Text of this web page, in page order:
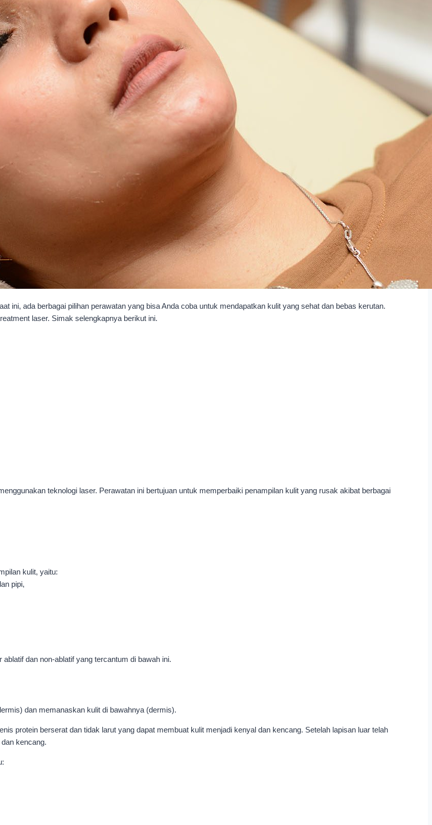
ini, ada berbagai pilihan perawatan yang bisa Anda coba untuk mendapatkan kulit yang sehat dan bebas kerutan.
laser. Simak selengkapnya berikut ini.
teknologi laser. Perawatan ini bertujuan untuk memperbaiki penampilan kulit yang rusak akibat berbagai
kulit, yaitu:
pipi,
dan non-ablatif yang tercantum di bawah ini.
dan memanaskan kulit di bawahnya (dermis).
protein berserat dan tidak larut yang dapat membuat kulit menjadi kenyal dan kencang. Setelah lapisan luar telah
kencang.